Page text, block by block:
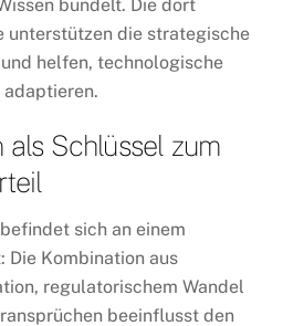
bündelt. Die dort
unterstützen die strategische
helfen, technologische
adaptieren.
als Schlüssel zum
sich an einem
Die Kombination aus
regulatorischem Wandel
beeinflusst den